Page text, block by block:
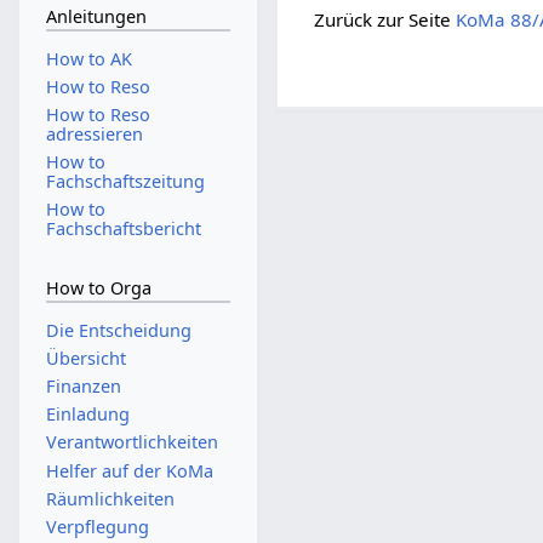
Zurück zur Seite KoMa
Anleitungen
How to AK
How to Reso
How to Reso
adressieren
How to
Fachschaftszeitung
How to
Fachschaftsbericht
How to Orga
Die Entscheidung
Übersicht
Finanzen
Einladung
Verantwortlichkeiten
Helfer auf der KoMa
Räumlichkeiten
Verpflegung